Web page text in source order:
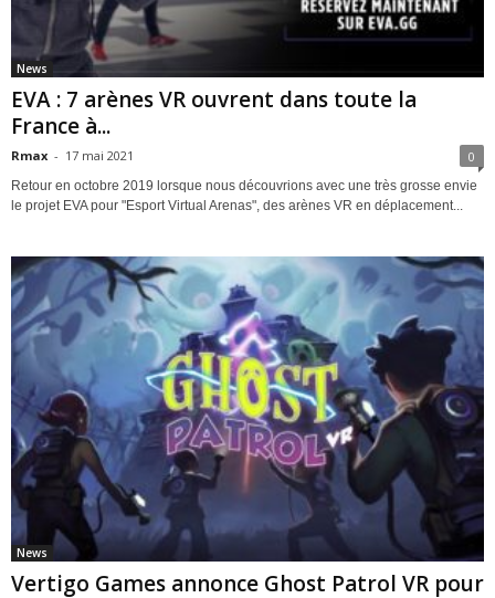
News
EVA : 7 arènes VR ouvrent dans toute la
France à...
Rmax - 17 mai 2021 0
Retour en octobre 2019 lorsque nous découvrions avec une très grosse envie
le projet EVA pour "Esport Virtual Arenas", des arènes VR en déplacement...
News
Vertigo Games annonce Ghost Patrol VR pour